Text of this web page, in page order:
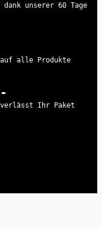
unserer 60 Tage
auf alle Produkte
Ihr Paket